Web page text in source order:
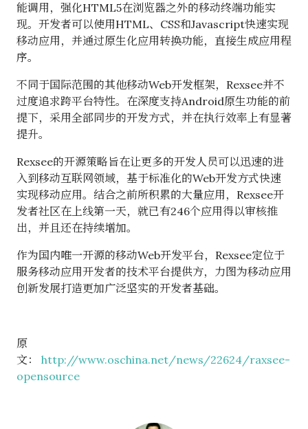
能调用，强化HTML5在浏览器之外的移动终端功能实
现。开发者可以使用HTML、CSS和Javascript快速实现
移动应用，并通过原生化应用转换功能，直接生成应用程
序。
不同于国际范围的其他移动Web开发框架，Rexsee并不
过度追求跨平台特性。在深度支持Android原生功能的前
提下，采用全部同步的开发方式，并在执行效率上有显著
提升。
Rexsee的开源策略旨在让更多的开发人员可以迅速的进
入到移动互联网领域，基于标准化的Web开发方式快速
实现移动应用。结合之前所积累的大量应用，Rexsee开
发者社区在上线第一天，就已有246个应用得以审核推
出，并且还在持续增加。
作为国内唯一开源的移动Web开发平台，Rexsee定位于
服务移动应用开发者的技术平台提供方，力图为移动应用
创新发展打造更加广泛坚实的开发者基础。
原
文： http://www.oschina.net/news/22624/raxsee-
opensource